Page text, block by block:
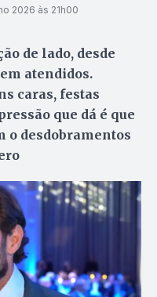
2026 às 21h00
de lado, desde
atendidos.
caras, festas
que dá é que
o desdobramentos